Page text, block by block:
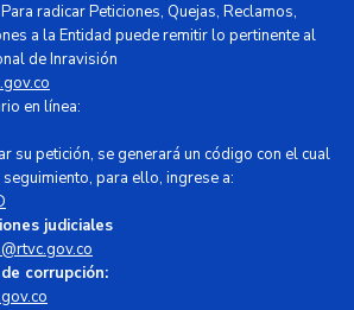
Para radicar Peticiones, Quejas, Reclamos,
a la Entidad puede remitir lo pertinente al
de Inravisión
en línea:
su petición, se generará un código con el cual
para ello, ingrese a:
judiciales
corrupción: